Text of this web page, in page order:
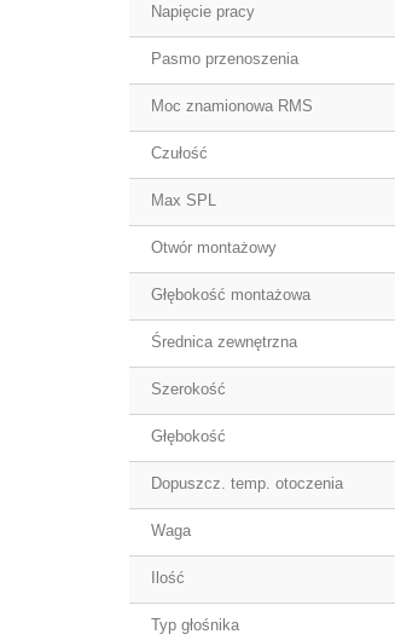
Napięcie pracy
Pasmo przenoszenia
Moc znamionowa RMS
Czułość
Max SPL
Otwór montażowy
Głębokość montażowa
Średnica zewnętrzna
Szerokość
Głębokość
Dopuszcz. temp. otoczenia
Waga
Ilość
Typ głośnika